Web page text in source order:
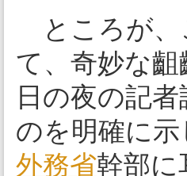
ところが、
て、奇妙な
日の夜の記
のを明確に
外務省幹部に